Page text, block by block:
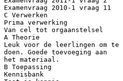
Examenvraag 2010-1 vraag 11
C Verwerken
Prima verwerking
Van cel tot orgaanstelsel
A Theorie
Leuk voor de leerlingen om te
doen. Goede toevoeging aan
het materiaal.
B Toepassing
Kennisbank